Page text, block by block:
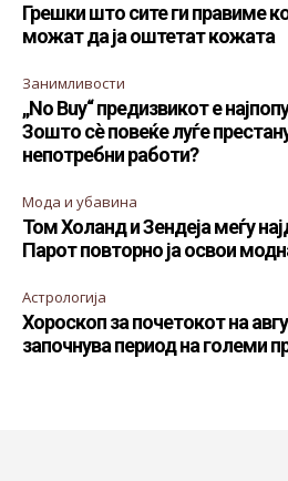
Грешки што сите ги правиме
можат да ја оштетат кожата
Занимливости
„No Buy“ предизвикот е
Зошто сè повеќе луѓе
непотребни работи?
Мода и убавина
Том Холанд и Зендеја меѓу
Парот повторно ја освои
Астрологија
Хороскоп за почетокот на
започнува период на големи